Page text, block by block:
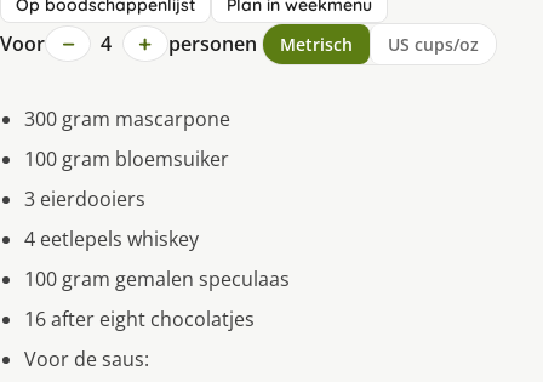
Voor − 4 + personen Metrisch US cups/oz
300 gram mascarpone
100 gram bloemsuiker
3 eierdooiers
4 eetlepels whiskey
100 gram gemalen speculaas
16 after eight chocolatjes
Voor de saus: